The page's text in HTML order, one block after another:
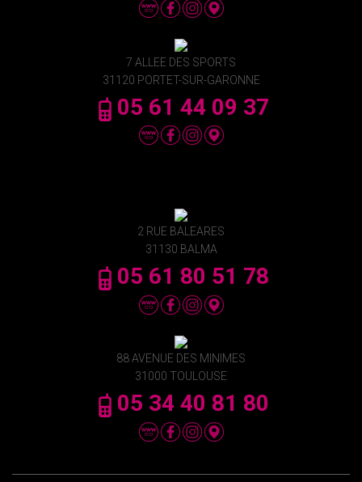
7 ALLEE DES SPORTS
31120 PORTET-SUR-GARONNE
05 61 44 09 37
2 RUE BALEARES
31130 BALMA
05 61 80 51 78
88 AVENUE DES MINIMES
31000 TOULOUSE
05 34 40 81 80